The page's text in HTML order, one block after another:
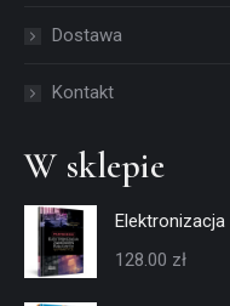
Dostawa
Kontakt
W sklepie
128.00 zł